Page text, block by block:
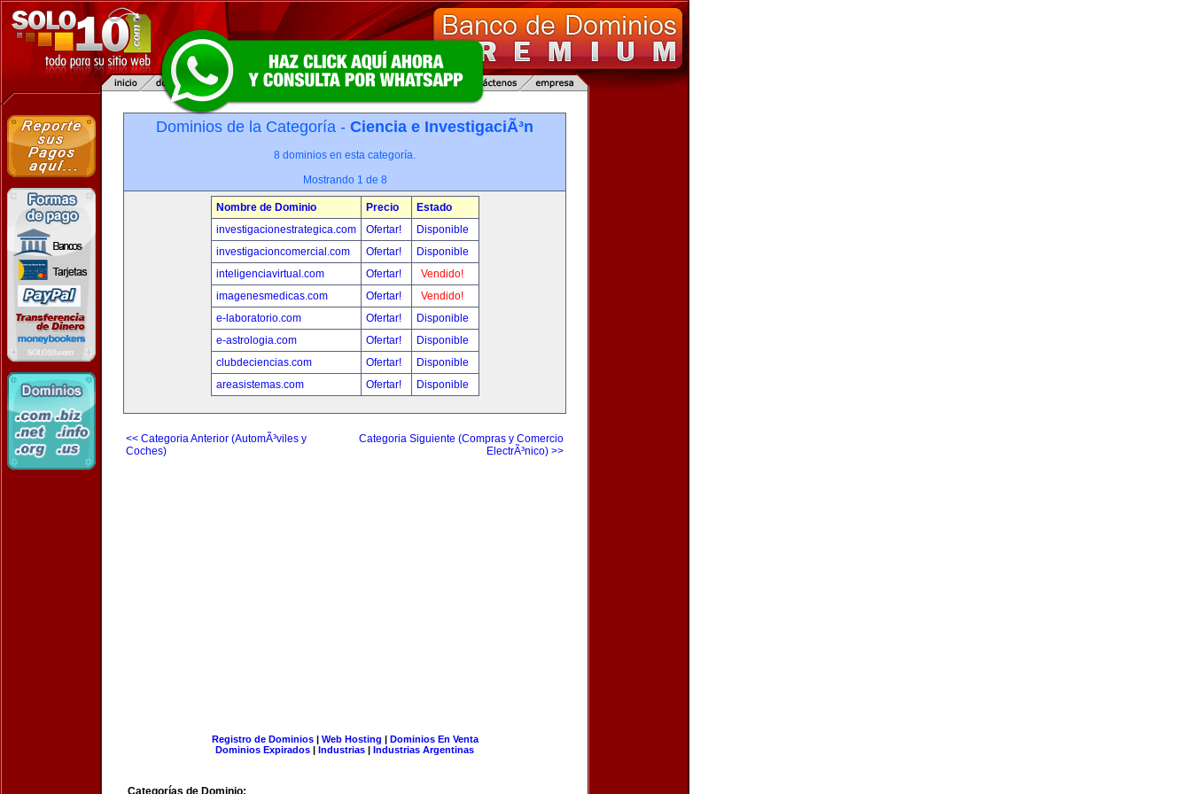
Dominios de la Categoría - Ciencia e InvestigaciÃ³n
8 dominios en esta categoría.
Mostrando 1 de 8
Nombre de Dominio Precio
Estado
investigacionestrategica.com
Ofertar!
Disponible
investigacioncomercial.com
Ofertar!
Disponible
inteligenciavirtual.com
Ofertar!
Vendido!
imagenesmedicas.com
Ofertar!
Vendido!
e-laboratorio.com
Ofertar!
Disponible
e-astrologia.com
Ofertar!
Disponible
clubdeciencias.com
Ofertar!
Disponible
areasistemas.com
Ofertar! Disponible
<< Categoria Anterior (AutomÃ³viles y
Coches)
Categoria Siguiente (Compras y Comercio
ElectrÃ³nico) >>
Registro de Dominios| Web Hosting | Dominios En Venta
Dominios Expirados | Industrias | Industrias Argentinas
Categorías de Dominio: